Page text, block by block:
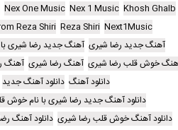
Khosh Ghalb
Nex 1 Music
Nex One Music
Next1Music
Reza Shiri
Reza Shiri
آهنگ جدید رضا شیری آهنگ جدید رضا شیری
خوش قلب رضا شیری آهنگ رضا شیری آهنگ
دانلود آهنگ دانلود آهنگ جدید
دانلود آهنگ جدید رضا شیری با نام خوش
دانلود آهنگ خوش قلب رضا شیری دانلود آهنگ